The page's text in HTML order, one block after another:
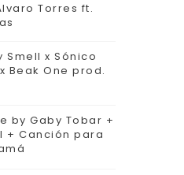
Torres ft.
Smell x Sónico
Beak One prod.
by Gaby Tobar +
+ Canción para